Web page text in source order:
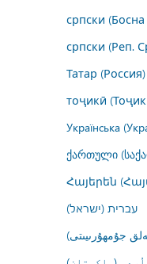
српски
српски (Реп.
Татар (Россия)
тоҷикӣ
Українська
ქართული
Հայերեն
עברית (ישראל)
جۇمھۇرىيىتى)